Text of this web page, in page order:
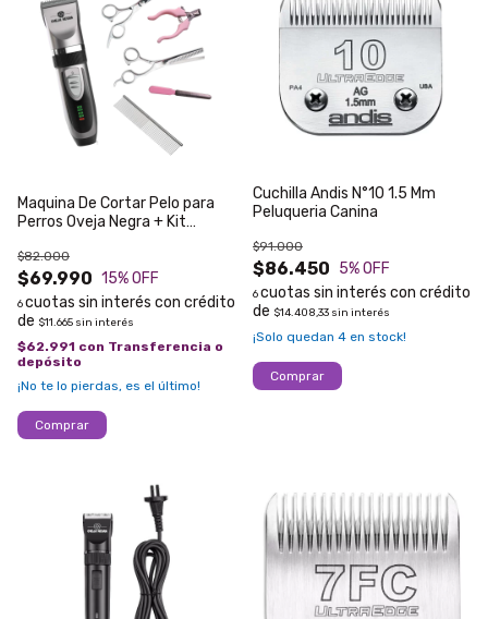
Maquina De Cortar Pelo para
Perros Oveja Negra + Kit
$69.990
$82.000
15% OFF
6
$11.665 sin interés
$62.991 con Transferencia o
depósito
¡No te lo pierdas, es el último!
Cuchilla Andis N°10 1.5 Mm
Peluqueria Canina
$86.450
$91.000
5% OFF
6
$14.408,33 sin interés
¡Solo quedan 4 en stock!